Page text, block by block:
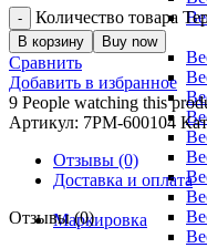
Маркировка
Количество товара
В корзину Buy now
Сравнить
Добавить в избранное
9 People watching this
Артикул: 7РМ-600104
Отзывы (0)
Доставка и оплата
Отзывы (0)